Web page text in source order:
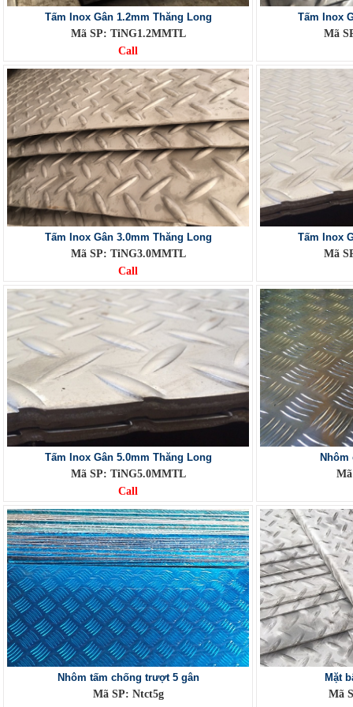
Tấm Inox Gân 1.2mm Thăng Long
Mã SP: TiNG1.2MMTL
Call
Tấm Inox
Mã
Tấm Inox Gân 3.0mm Thăng Long
Mã SP: TiNG3.0MMTL
Call
Tấm Inox
Mã
Tấm Inox Gân 5.0mm Thăng Long
Mã SP: TiNG5.0MMTL
Call
Nhôm
Nhôm tấm chống trượt 5 gân
Mã SP: Ntct5g
Mặt
Mã